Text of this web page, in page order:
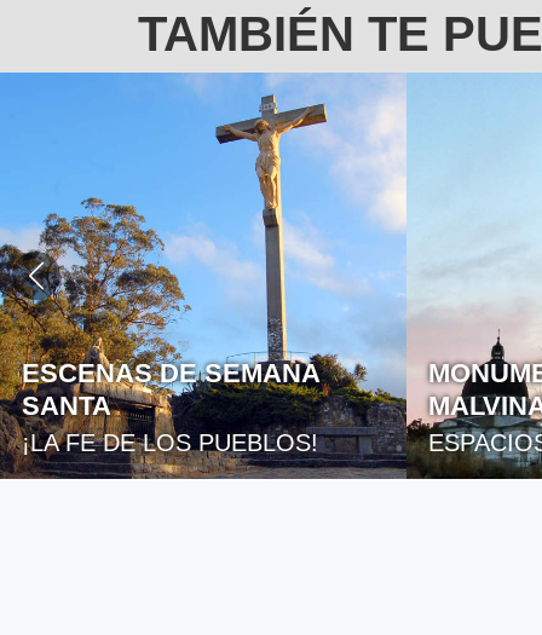
TAMBIÉN TE
ESCENAS DE SEMANA
SANTA
¡LA FE DE LOS PUEBLOS!